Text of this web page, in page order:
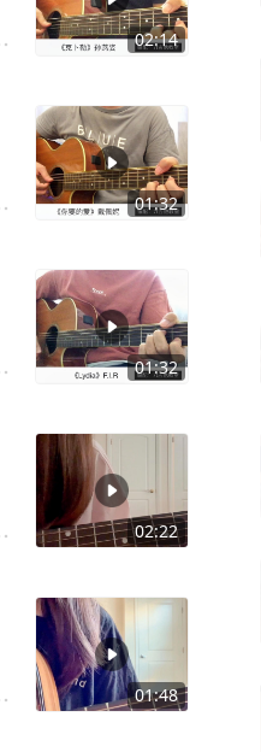
02:14
01:32
01:32
02:22
01:48